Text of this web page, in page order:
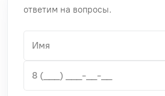
ответим на вопросы.